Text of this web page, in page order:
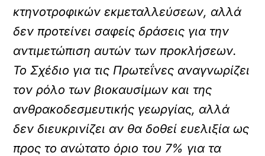
κτηνοτροφικών εκμεταλλεύσεων, αλλά
δεν προτείνει σαφείς δράσεις για την
αντιμετώπιση αυτών των προκλήσεων.
Το Σχέδιο για τις Πρωτεΐνες αναγνωρίζει
τον ρόλο των βιοκαυσίμων και της
ανθρακοδεσμευτικής γεωργίας, αλλά
δεν διευκρινίζει αν θα δοθεί ευελιξία ως
προς το ανώτατο όριο του 7% για τα